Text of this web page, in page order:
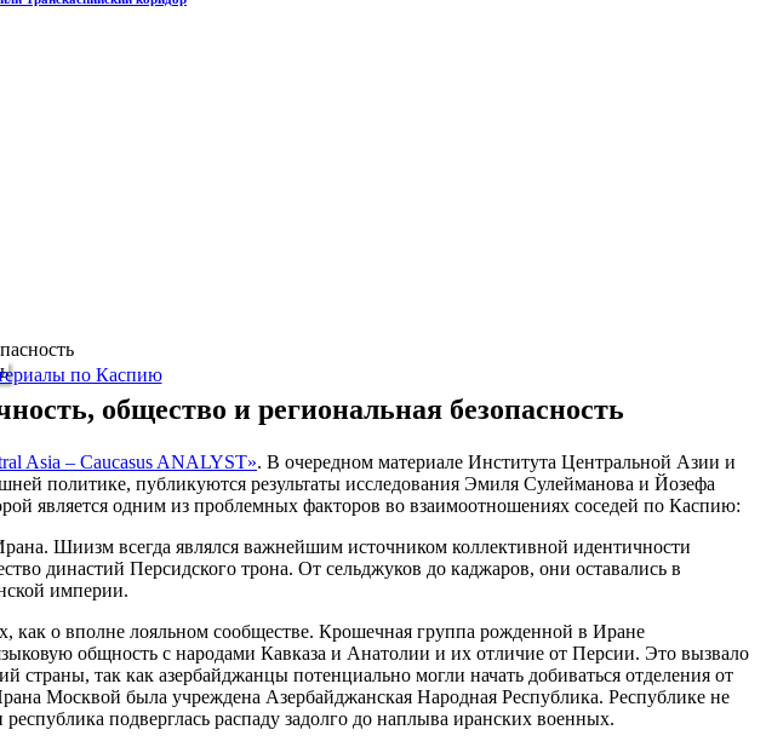
по Каспию
общество и региональная безопасность
Asia – Caucasus ANALYST». В очередном материале Института Центральной Азии и
политике, публикуются результаты исследования Эмиля Сулейманова и Йозефа
является одним из проблемных факторов во взаимоотношениях соседей по Каспию:
Шиизм всегда являлся важнейшим источником коллективной идентичности
династий Персидского трона. От сельджуков до каджаров, они оставались в
империи.
как о вполне лояльном сообществе. Крошечная группа рожденной в Иране
общность с народами Кавказа и Анатолии и их отличие от Персии. Это вызвало
так как азербайджанцы потенциально могли начать добиваться отделения от
Москвой была учреждена Азербайджанская Народная Республика. Республике не
подверглась распаду задолго до наплыва иранских военных.